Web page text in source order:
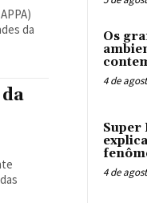
da
Os
4 de
Super
4 de